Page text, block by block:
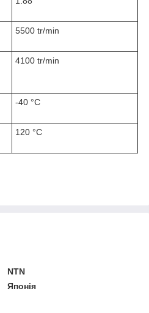
5500 tr/min
4100 tr/min
-40 °C
120 °C
NTN
Японія